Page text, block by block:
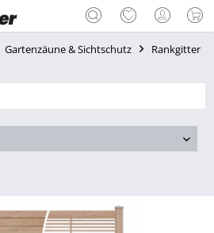
Gartenzäune & Sichtschutz Rankgitter